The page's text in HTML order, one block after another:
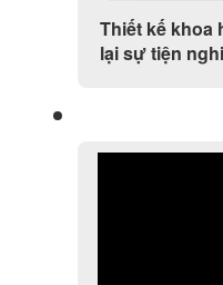
Thiết kế khoa
lại sự tiện